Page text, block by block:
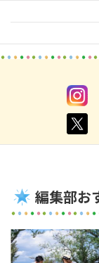
instagram
twitter
編集部お